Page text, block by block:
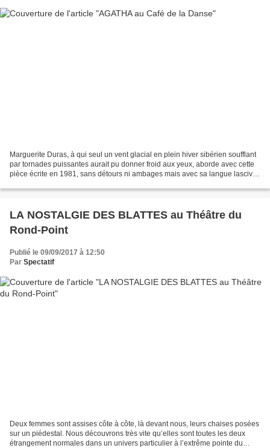
Marguerite Duras, à qui seul un vent glacial en plein hiver sibérien soufflant
par tornades puissantes aurait pu donner froid aux yeux, aborde avec cette
pièce écrite en 1981, sans détours ni ambages mais avec sa langue lascive,
LA NOSTALGIE DES BLATTES au Théâtre du
Rond-Point
Publié le 09/09/2017 à 12:50
Par Spectatif
Deux femmes sont assises côte à côte, là devant nous, leurs chaises posées
sur un piédestal. Nous découvrons très vite qu’elles sont toutes les deux
étrangement normales dans un univers particulier à l’extrême pointe du